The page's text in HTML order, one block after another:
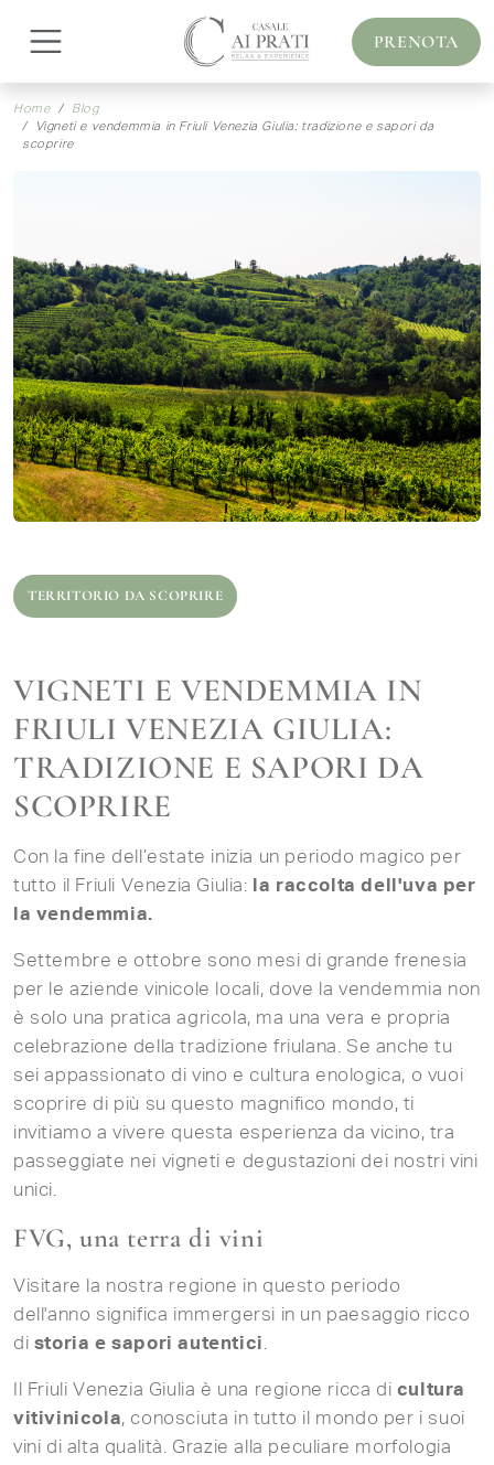
PRENOTA
Home
Blog
Vigneti e vendemmia in Friuli Venezia Giulia: tradizione e sapori da
scoprire
TERRITORIO DA SCOPRIRE
VIGNETI E VENDEMMIA IN
FRIULI VENEZIA GIULIA:
TRADIZIONE E SAPORI DA
SCOPRIRE
Con la fine dell’estate inizia un periodo magico per
tutto il Friuli Venezia Giulia:
la raccolta dell'uva per
la vendemmia.
Settembre e ottobre sono mesi di grande frenesia
per le aziende vinicole locali, dove la vendemmia non
è solo una pratica agricola, ma una vera e propria
celebrazione della tradizione friulana. Se anche tu
sei appassionato di vino e cultura enologica, o vuoi
scoprire di più su questo magnifico mondo, ti
invitiamo a vivere questa esperienza da vicino, tra
passeggiate nei vigneti e degustazioni dei nostri vini
unici.
FVG, una terra di vini
Visitare la nostra regione in questo periodo
dell'anno significa immergersi in un paesaggio ricco
di storia e sapori autentici.
Il Friuli Venezia Giulia è una regione ricca di cultura
vitivinicola, conosciuta in tutto il mondo per i suoi
vini di alta qualità. Grazie alla peculiare morfologia